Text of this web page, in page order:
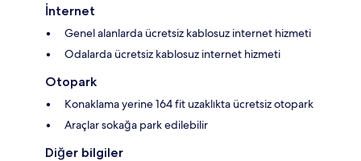
İnternet
Genel alanlarda ücretsiz kablosuz internet hizmeti
Odalarda ücretsiz kablosuz internet hizmeti
Otopark
Konaklama yerine 164 fit uzaklıkta ücretsiz otopark
Araçlar sokağa park edilebilir
Diğer bilgiler